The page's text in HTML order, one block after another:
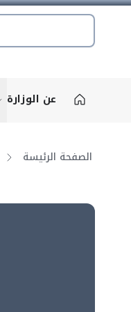
عن الوزارة
الصفحة الرئيسة